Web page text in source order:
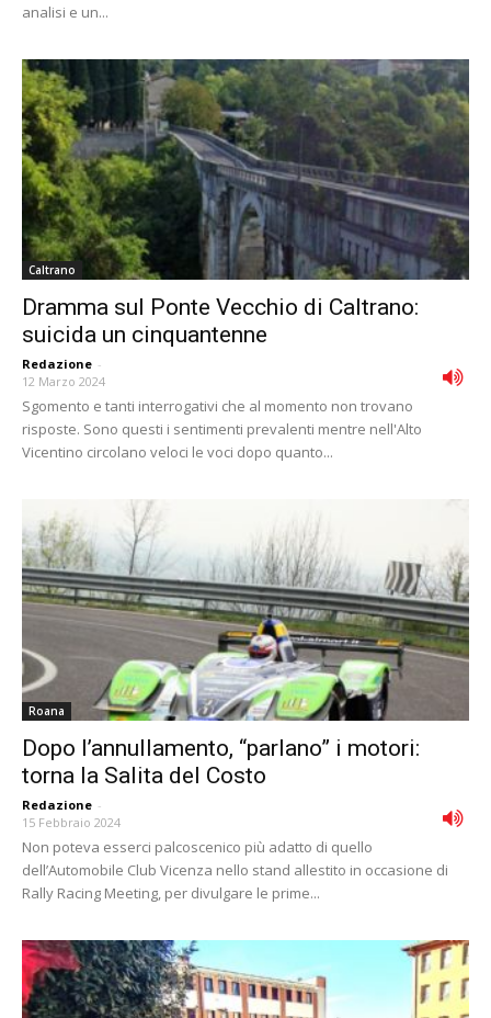
analisi e un...
Caltrano
Dramma sul Ponte Vecchio di Caltrano:
suicida un cinquantenne
Redazione -
12 Marzo 2024
Sgomento e tanti interrogativi che al momento non trovano
risposte. Sono questi i sentimenti prevalenti mentre nell'Alto
Vicentino circolano veloci le voci dopo quanto...
Roana
Dopo l’annullamento, “parlano” i motori:
torna la Salita del Costo
Redazione -
15 Febbraio 2024
Non poteva esserci palcoscenico più adatto di quello
dell’Automobile Club Vicenza nello stand allestito in occasione di
Rally Racing Meeting, per divulgare le prime...